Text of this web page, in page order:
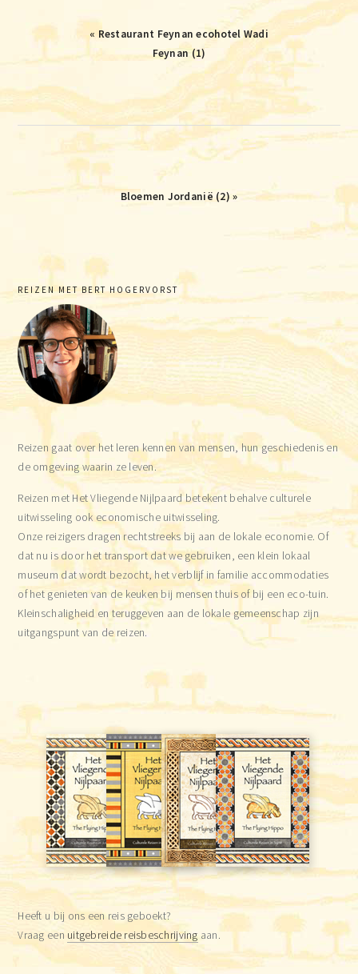
Vorig
bericht:
« Restaurant Feynan ecohotel Wadi
Feynan (1)
Volgend
Bloemen Jordanië (2) »
Primaire
Sidebar
REIZEN MET BERT HOGERVORST
Reizen gaat over het leren kennen van mensen, hun geschiedenis en
de omgeving waarin ze leven.
Reizen met Het Vliegende Nijlpaard betekent behalve culturele
uitwisseling ook economische uitwisseling.
Onze reizigers dragen rechtstreeks bij aan de lokale economie. Of
dat nu is door het transport dat we gebruiken, een klein lokaal
museum dat wordt bezocht, het verblijf in familie accommodaties
of het genieten van de keuken bij mensen thuis of bij een eco-tuin.
Kleinschaligheid en teruggeven aan de lokale gemeenschap zijn
uitgangspunt van de reizen.
Heeft u bij ons een reis geboekt?
Vraag een uitgebreide reisbeschrijvingaan.